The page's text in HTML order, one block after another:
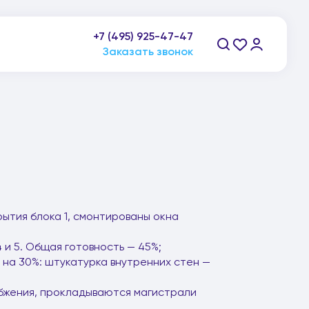
+7 (495) 925-47-47
пн-пт: 9:00-21:00, сб-вс: 10:00-20:00
блока 1, смонтированы окна
5. Общая готовность — 45%;
30%: штукатурка внутренних стен —
прокладываются магистрали